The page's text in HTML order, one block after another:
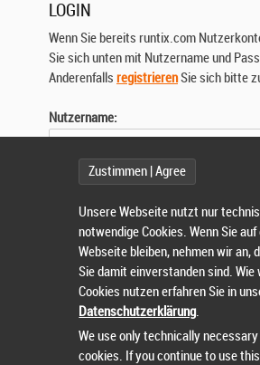
LOGIN
Wenn Sie bereits runtix.com
Sie sich unten mit Nutzername und
Anderenfalls registrierenSie sich bitte
Nutzername:
Passwort:
NutzernameoderPasswortvergessen?
Sie können sich nicht einloggen?
unter:sts@runtix.com
Zustimmen | Agree
Unsere Webseite nutzt nur
notwendige Cookies. Wenn Sie
Webseite bleiben, nehmen wir an,
Sie damit einverstanden sind. Wie
Cookies nutzen erfahren Sie in
Datenschutzerklärung.
We use only technically necessary
cookies. If you continue to use this